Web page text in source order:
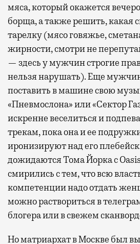
мяса, который окажется
борща, а также решить, какая
тарелку (мясо говяжье,
жирности, смотри не
— здесь у мужчин строгие
нельзя нарушать). Еще
поставить в машине свою
«Пневмослона» или «Сектор
искренне веселиться и
трекам, пока она и ее
иронизируют над его
дожидаются Тома Йорка с
смирились с тем, что всю
компетенции надо отдать
можно раствориться в
блогера или в свежем
Но матриархат в Москве был